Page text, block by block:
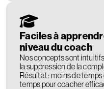
Faciles à
niveau du coach
Nos concepts sont
la suppression de la
Résultat : moins de temps
temps pour coacher